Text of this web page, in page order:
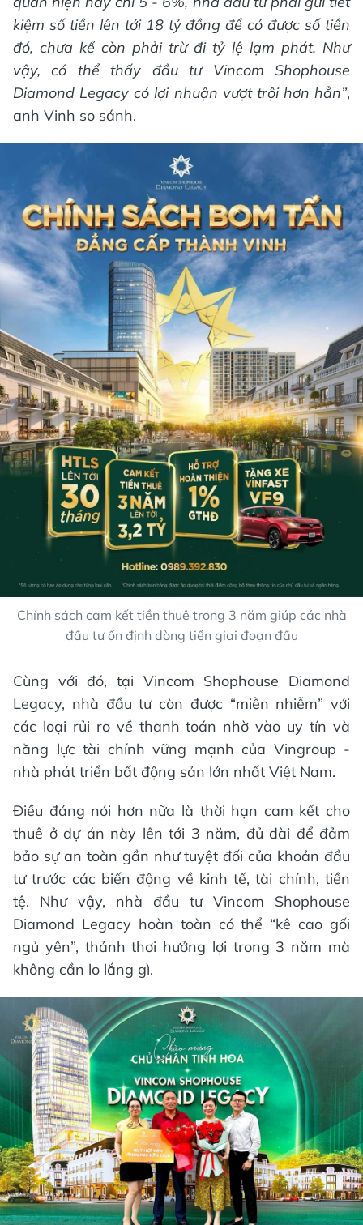
kiệm số tiền lên tới 18 tỷ đồng để có được số tiền
đó, chưa kể còn phải trừ đi tỷ lệ lạm phát. Như
vậy, có thể thấy đầu tư Vincom Shophouse
Diamond Legacy có lợi nhuận vượt trội hơn hẳn”,
anh Vinh so sánh.
Chính sách cam kết tiền thuê trong 3 năm giúp các nhà
đầu tư ổn định dòng tiền giai đoạn đầu
Cùng với đó, tại Vincom Shophouse Diamond
Legacy, nhà đầu tư còn được “miễn nhiễm” với
các loại rủi ro về thanh toán nhờ vào uy tín và
năng lực tài chính vững mạnh của Vingroup -
nhà phát triển bất động sản lớn nhất Việt Nam.
Điều đáng nói hơn nữa là thời hạn cam kết cho
thuê ở dự án này lên tới 3 năm, đủ dài để đảm
bảo sự an toàn gần như tuyệt đối của khoản đầu
tư trước các biến động về kinh tế, tài chính, tiền
tệ. Như vậy, nhà đầu tư Vincom Shophouse
Diamond Legacy hoàn toàn có thể “kê cao gối
ngủ yên”, thảnh thơi hưởng lợi trong 3 năm mà
không cần lo lắng gì.